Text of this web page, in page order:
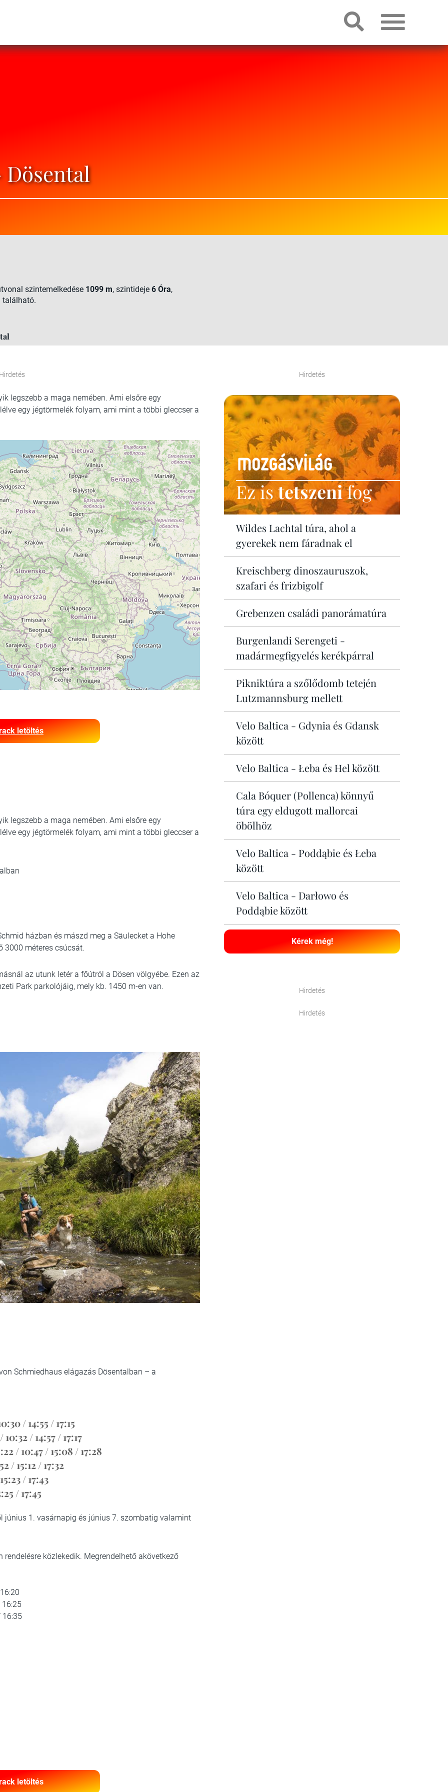
szintemelkedése 1099 m, szintideje 6 Óra,
legszebb a maga nemében. Ami elsőre egy
egy jégtörmelék folyam, ami mint a többi gleccser a
letöltés
legszebb a maga nemében. Ami elsőre egy
egy jégtörmelék folyam, ami mint a többi gleccser a
házban és mászd meg a Säulecket a Hohe
3000 méteres csúcsát.
az utunk letér a főútról a Dösen völgyébe. Ezen az
Park parkolójáig, mely kb. 1450 m-en van.
Schmiedhaus elágazás Dösentalban – a
/ 17:15
/ 14:57 / 17:17
10:47 / 15:08 / 17:28
15:12 / 17:32
/ 17:43
17:45
június 1. vasárnapig és június 7. szombatig valamint
közlekedik. Megrendelhető akövetkező
16:35
letöltés
Hirdetés
Ez istetszenifog
Wildes Lachtal túra, ahol a
gyerekek nem fáradnak el
Kreischberg dinoszauruszok,
szafari és frizbigolf
Grebenzen családi panorámatúra
Burgenlandi Serengeti -
madármegfigyelés kerékpárral
Pikniktúra a szőlődomb tetején
Lutzmannsburg mellett
Velo Baltica - Gdynia és Gdansk
között
Velo Baltica - Łeba és Hel között
Cala Bóquer (Pollenca) könnyű
túra egy eldugott mallorcai
öbölhöz
Velo Baltica - Poddąbie és Łeba
között
Velo Baltica - Darłowo és
Poddąbie között
Kérek még!
Hirdetés
Hirdetés